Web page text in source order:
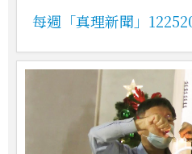
每週「真理新聞」